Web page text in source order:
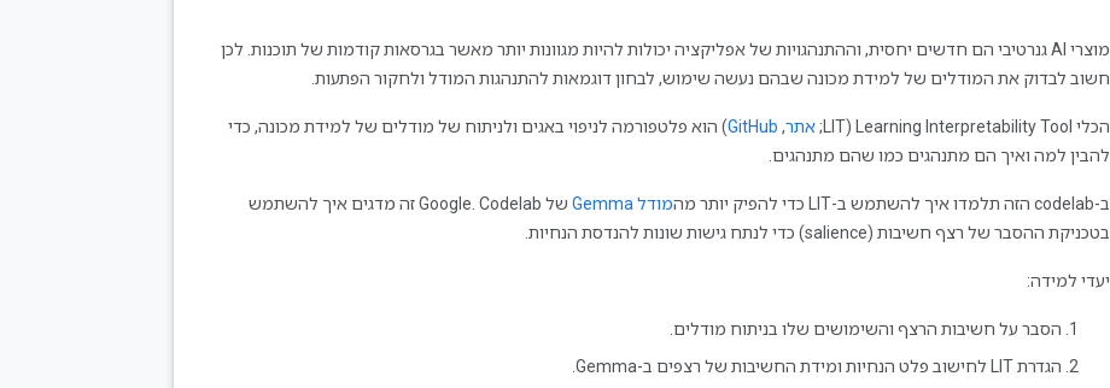
מוצרי AI גנרטיבי הם חדשים יחסית, וההתנהגויות של אפליקציה יכולות להיות מגוונות יותר מאשר בגרסאות קודמות של תוכנות. לכן
חשוב לבדוק את המודלים של למידת מכונה שבהם נעשה שימוש, לבחון דוגמאות להתנהגות המודל ולחקור הפתעות.
הכלי Learning Interpretability Tool‏ (LIT; אתר,
GitHub) הוא פלטפורמה לניפוי באגים ולניתוח של מודלים של למידת מכונה, כדי
להבין למה ואיך הם מתנהגים כמו שהם מתנהגים.
ב-codelab הזה תלמדו איך להשתמש ב-LIT כדי להפיק יותר מה מודל Gemma
של Google. Codelab זה מדגים איך להשתמש
בטכניקת ההסבר של רצף חשיבות (salience) כדי לנתח גישות שונות להנדסת הנחיות.
יעדי למידה:
הסבר על חשיבות הרצף והשימושים שלו בניתוח מודלים.
הגדרת LIT לחישוב פלט הנחיות ומידת החשיבות של רצפים ב-Gemma.